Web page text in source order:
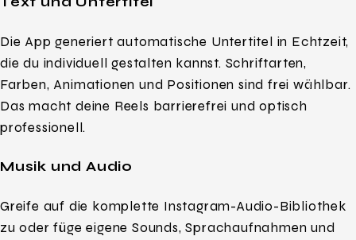
Die App generiert automatische Untertitel in Echtzeit,
die du individuell gestalten kannst. Schriftarten,
Farben, Animationen und Positionen sind frei wählbar.
Das macht deine Reels barrierefrei und optisch
professionell.
Musik und Audio
Greife auf die komplette Instagram-Audio-Bibliothek
zu oder füge eigene Sounds, Sprachaufnahmen und